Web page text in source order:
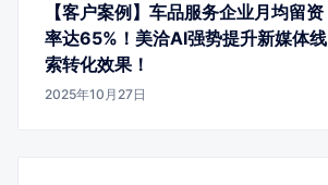
【客户案例】车品服务企业月均留资
率达65%！美洽AI强势提升新媒体线
索转化效果！
2025年10月27日